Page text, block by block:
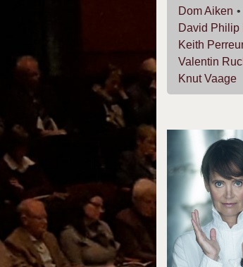
DomAiken
David Philip
Keith
Valentin
KnutVaage